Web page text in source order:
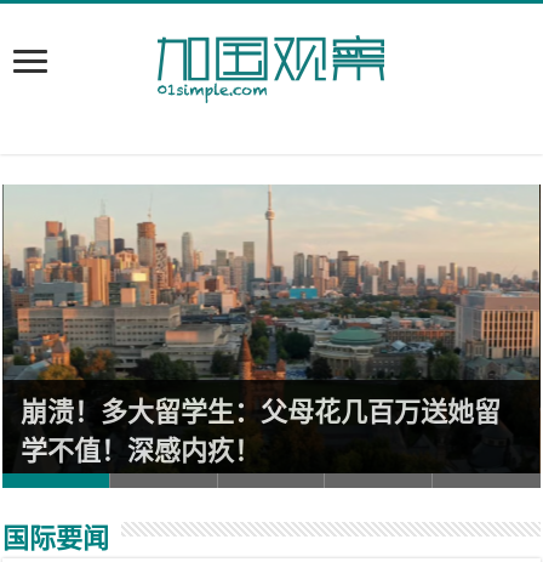
崩溃！多大留学生：父母花几百万送她留
学不值！深感内疚！
国际要闻